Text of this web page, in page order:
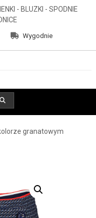
- BLUZKI - SPODNIE
Wygodnie
granatowym